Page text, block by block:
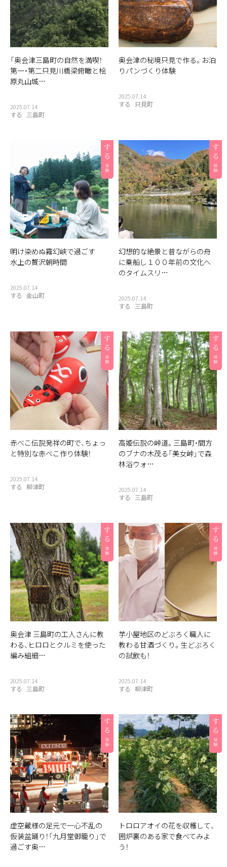
「奥会津三島町の自然を満喫！
第一・第二只見川橋梁俯瞰と桧
原丸山城…
2025.07.14
する 三島町
奥会津の秘境只見で作る。お泊
りパンづくり体験
2025.07.14
する 只見町
明け染めぬ霧幻峡で過ごす
水上の贅沢朝時間
2025.07.14
する 金山町
幻想的な絶景と昔ながらの舟
に乗船し１００年前の文化へ
のタイムスリ…
2025.07.14
する 三島町
赤べこ伝説発祥の町で、ちょっ
と特別な赤べこ作り体験！
2025.07.14
する 柳津町
高姫伝説の峠道。三島町・間方
のブナの木茂る「美女峠」で森
林浴ウォ…
2025.07.14
する 三島町
奥会津 三島町の工人さんに教
わる、ヒロロとクルミを使った
編み組細…
2025.07.14
する 三島町
芋小屋地区のどぶろく職人に
教わる甘酒づくり。生どぶろく
の試飲も！
2025.07.14
する 柳津町
虚空蔵様の足元で一心不乱の
仮装盆踊り！「九月堂御籠り」で
過ごす奥…
トロロアオイの花を収穫して、
囲炉裏のある家で食べてみよ
う！